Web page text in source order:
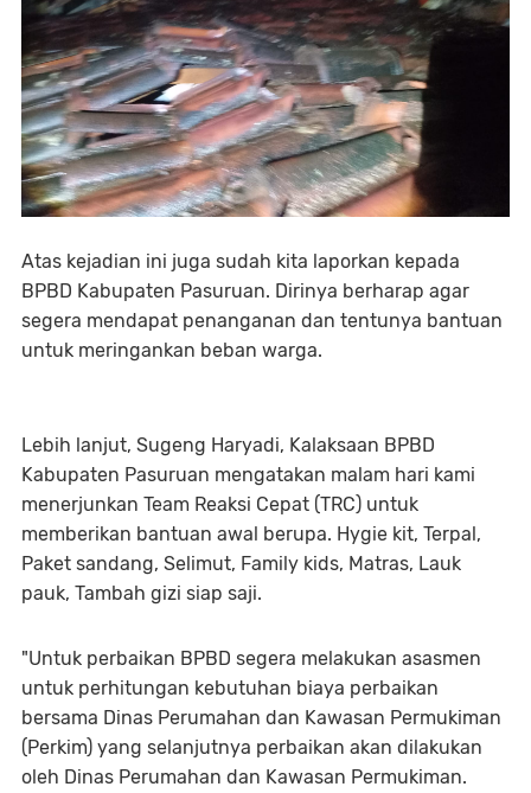
Atas kejadian ini juga sudah kita laporkan kepada
BPBD Kabupaten Pasuruan. Dirinya berharap agar
segera mendapat penanganan dan tentunya bantuan
untuk meringankan beban warga.
Lebih lanjut, Sugeng Haryadi, Kalaksaan BPBD
Kabupaten Pasuruan mengatakan malam hari kami
menerjunkan Team Reaksi Cepat (TRC) untuk
memberikan bantuan awal berupa. Hygie kit, Terpal,
Paket sandang, Selimut, Family kids, Matras, Lauk
pauk, Tambah gizi siap saji.
"Untuk perbaikan BPBD segera melakukan asasmen
untuk perhitungan kebutuhan biaya perbaikan
bersama Dinas Perumahan dan Kawasan Permukiman
(Perkim) yang selanjutnya perbaikan akan dilakukan
oleh Dinas Perumahan dan Kawasan Permukiman.